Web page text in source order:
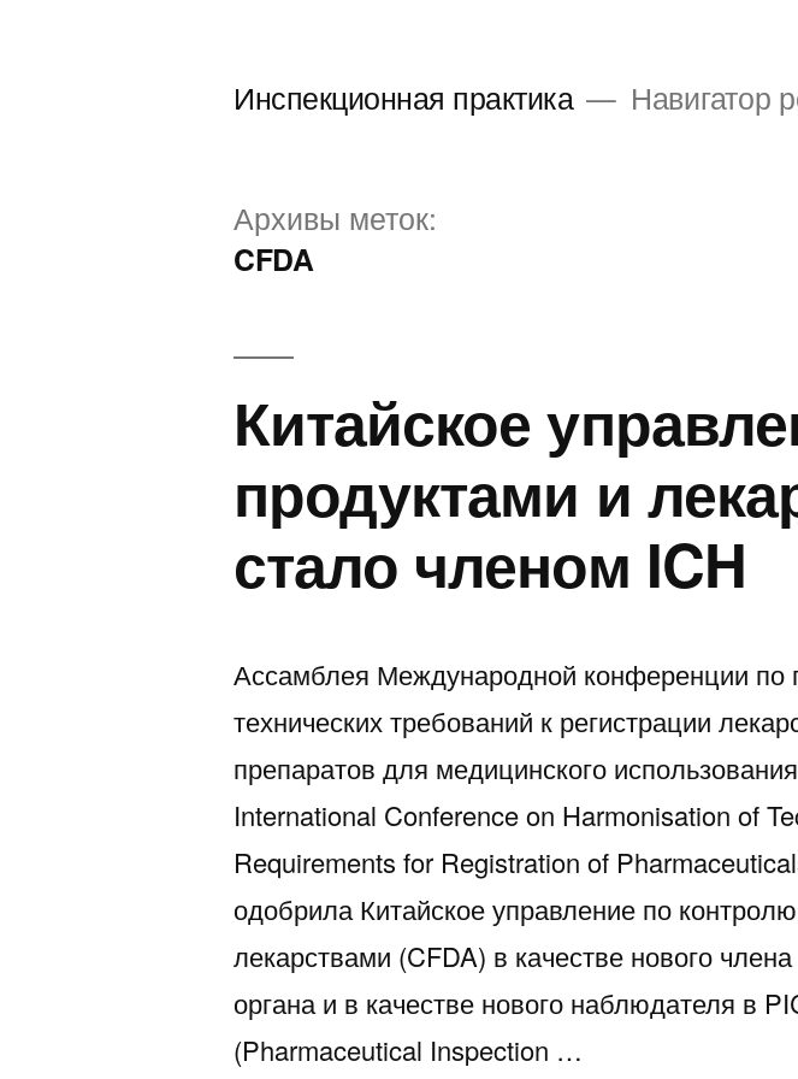
Инспекционная практика Навигатор
Архивы меток:
CFDA
Китайское
продуктами и
стало членом ICH
Ассамблея Международной конференции по
технических требований к регистрации
препаратов для медицинского
International Conference on Harmonisation of
Requirements for Registration of
одобрила Китайское управление по
лекарствами (CFDA) в качестве нового
органа и в качестве нового наблюдателя в
(Pharmaceutical Inspection …